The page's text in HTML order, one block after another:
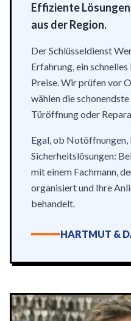
Effiziente
aus der Region.
Der Schlüsseldienst
Erfahrung, ein
Preise. Wir prüfen vor
wählen die
Türöffnung oder
Egal, ob Notöffnungen,
Sicherheitslösungen:
mit einem Fachmann,
organisiert und Ihre
behandelt.
HARTMUT &